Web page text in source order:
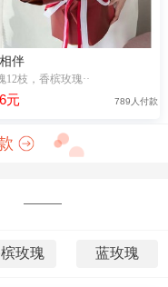
伴
12枝，香槟玫瑰··
元 789人付款
玫瑰 蓝玫瑰